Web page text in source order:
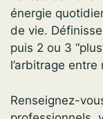
énergie
de vie.
puis 2 ou 3
l’arbitrage
Renseignez-